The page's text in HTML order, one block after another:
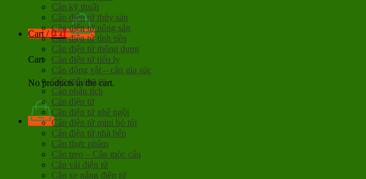
Cart /0đ
Cart
No products in the cart.
Cân kỹ thuật
Cân điện tử thủy sản
Cân điện tử nông sản
Cân điện tử tính tiền
Cân điện tử thông dụng
Cân điện tử tiểu ly
Cân động vật – cân gia súc
Cân mũ cao su
Cân phân tích
Cân điện tử
Cân điện tử ghế ngồi
Cân điện tử mini bỏ túi
Cân điện tử nhà bếp
Cân thực phẩm
Cân treo – Cân móc cẩu
Cân vải điện tử
Cân xe nâng điện tử